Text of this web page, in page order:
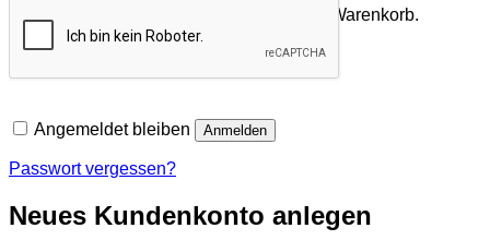
Es befinden sich keine Produkte im Warenkorb.
Zurück zum Shop
Angemeldet bleiben Anmelden
Passwort vergessen?
Neues Kundenkonto anlegen